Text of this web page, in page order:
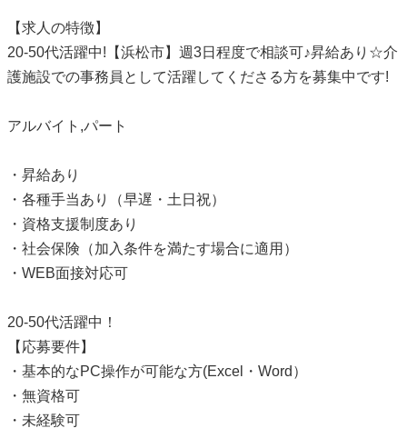
【求人の特徴】
20-50代活躍中!【浜松市】週3日程度で相談可♪昇給あり☆介
護施設での事務員として活躍してくださる方を募集中です!
アルバイト,パート
・昇給あり
・各種手当あり（早遅・土日祝）
・資格支援制度あり
・社会保険（加入条件を満たす場合に適用）
・WEB面接対応可
20-50代活躍中！
【応募要件】
・基本的なPC操作が可能な方(Excel・Word）
・無資格可
・未経験可